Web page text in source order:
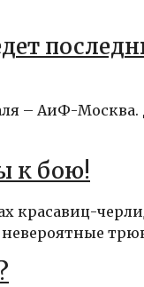
– АиФ-
к бою!
красавиц-